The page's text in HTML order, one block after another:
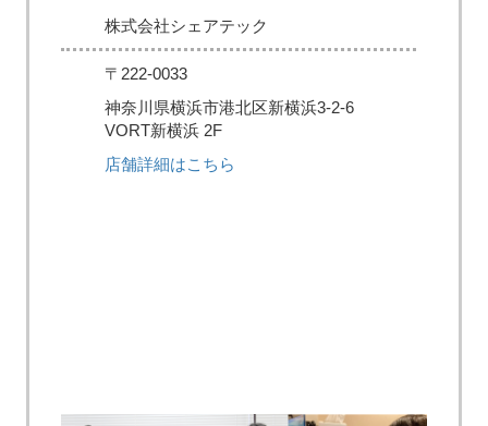
株式会社シェアテック
〒222-0033
神奈川県横浜市港北区新横浜3-2-6
VORT新横浜 2F
店舗詳細はこちら